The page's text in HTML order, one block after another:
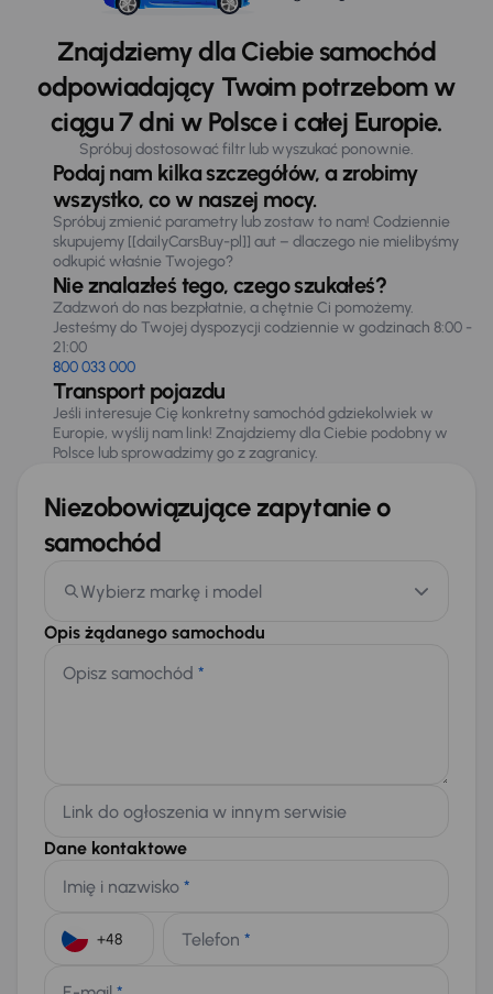
Znajdziemy dla Ciebie samochód
odpowiadający Twoim potrzebom w
ciągu 7 dni w Polsce i całej Europie.
Spróbuj dostosować filtr lub wyszukać ponownie.
Podaj nam kilka szczegółów, a zrobimy
wszystko, co w naszej mocy.
Spróbuj zmienić parametry lub zostaw to nam! Codziennie
skupujemy [[dailyCarsBuy-pl]] aut – dlaczego nie mielibyśmy
odkupić właśnie Twojego?
Nie znalazłeś tego, czego szukałeś?
Zadzwoń do nas bezpłatnie, a chętnie Ci pomożemy.
Jesteśmy do Twojej dyspozycji codziennie w godzinach 8:00 -
21:00
800 033 000
Transport pojazdu
Jeśli interesuje Cię konkretny samochód gdziekolwiek w
Europie, wyślij nam link! Znajdziemy dla Ciebie podobny w
Polsce lub sprowadzimy go z zagranicy.
Niezobowiązujące zapytanie o
samochód
Wybierz markę i model
Opis żądanego samochodu
Opisz samochód *
Link do ogłoszenia w innym serwisie
Dane kontaktowe
Imię i nazwisko *
Telefon *